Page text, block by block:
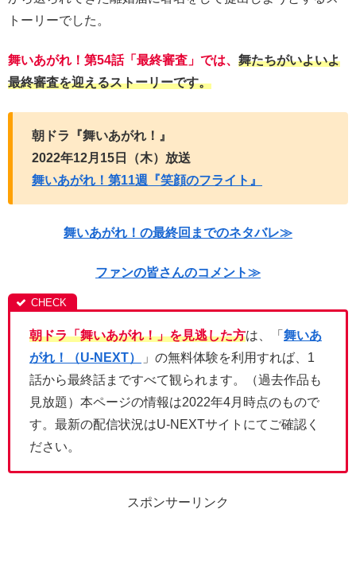
トーリーでした。
舞いあがれ！第54話「最終審査」では、 舞たちがいよいよ
最終審査を迎えるストーリーです。
朝ドラ『舞いあがれ！』
2022年12月15日（木）放送
舞いあがれ！第11週『笑顔のフライト』
舞いあがれ！の最終回までのネタバレ≫
ファンの皆さんのコメント≫
朝ドラ「舞いあがれ！」を見逃した方は、「 舞いあ
がれ！（U-NEXT）
」の無料体験を利用すれば、1
話から最終話まですべて観られます。（過去作品も
見放題）本ページの情報は2022年4月時点のもので
す。最新の配信状況はU-NEXTサイトにてご確認く
ださい。
スポンサーリンク